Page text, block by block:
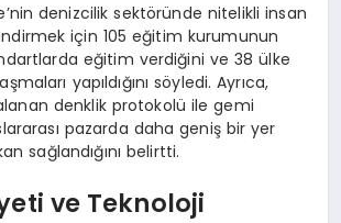
denizcilik sektöründe nitelikli insan
için 105 eğitim kurumunun
eğitim verdiğini ve 38 ülke
yapıldığını söyledi. Ayrıca,
denklik protokolü ile gemi
pazarda daha geniş bir yer
sağlandığını belirtti.
ve Teknoloji